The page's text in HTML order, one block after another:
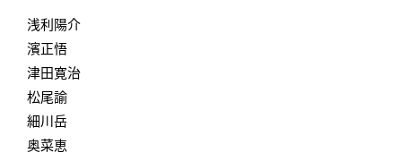
浅利陽介
濱正悟
津田寛治
松尾諭
細川岳
奥菜恵